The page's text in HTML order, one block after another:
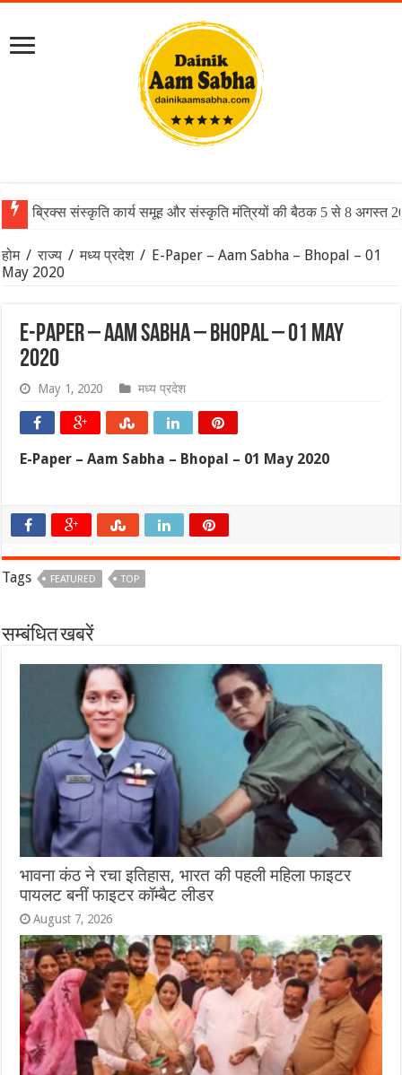
ब्रिक्स संस्कृति कार्य समूह और संस्कृति मंत्रियों की बैठक 5 से 8 अगस्त
होम / राज्य / मध्य प्रदेश / E-Paper – Aam Sabha – Bhopal – 01
May 2020
E-Paper – Aam Sabha – Bhopal – 01 May
2020
May 1, 2020 मध्य प्रदेश
E-Paper – Aam Sabha – Bhopal – 01 May 2020
Tags FEATURED TOP
सम्बंधित खबरें
भावना कंठ ने रचा इतिहास, भारत की पहली महिला फाइटर
पायलट बनीं फाइटर कॉम्बैट लीडर
August 7, 2026